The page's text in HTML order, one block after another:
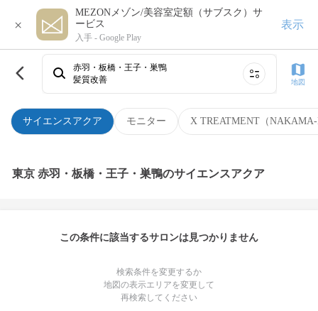
×
MEZONメゾン/美容室定額（サブスク）サ
ービス
入手 - Google Play
表示
サイエンスアクア モニター X TREATMENT（
赤羽・板橋・王子・巣鴨
髪質改善
地図
東京 赤羽・板橋・王子・巣鴨のサイエンスアクア
この条件に該当するサロンは見つかりません
検索条件を変更するか
地図の表示エリアを変更して
再検索してください